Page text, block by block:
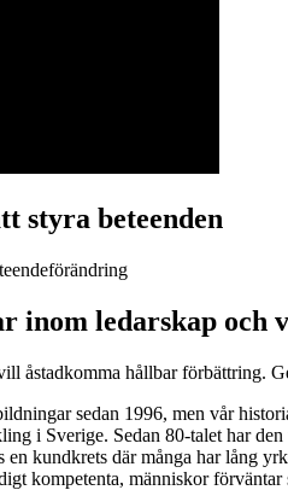
styra beteenden
inom ledarskap och
åstadkomma hållbar förbättring.
sedan 1996, men vår
i Sverige. Sedan 80-talet har
en kundkrets där många har lång
kompetenta, människor